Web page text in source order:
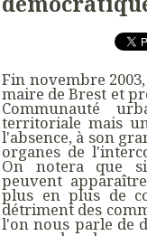
Fin novembre
maire de Brest et
Communauté
territoriale mais
l'absence, à son
organes de
On notera que
peuvent
plus en plus de
détriment des
l'on nous parle de